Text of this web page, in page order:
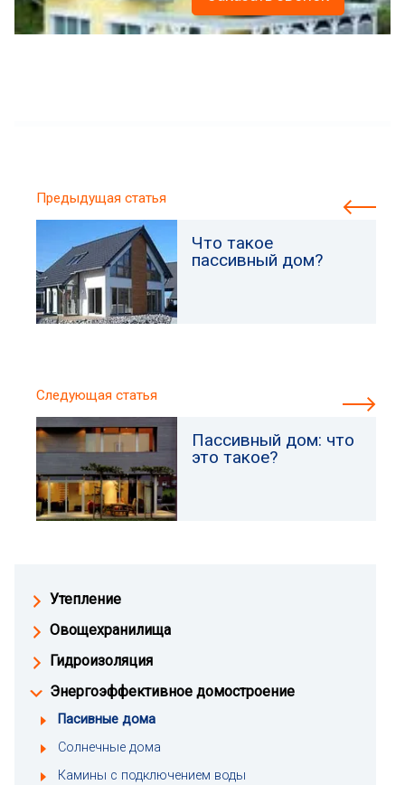
Утепление
Овощехранилища
Гидроизоляция
Энергоэффективное домостроение
Пасивные дома
Солнечные дома
Камины с подключением воды
Предыдущая статья
Что такое
пассивный дом?
Следующая статья
Пассивный дом: что
это такое?